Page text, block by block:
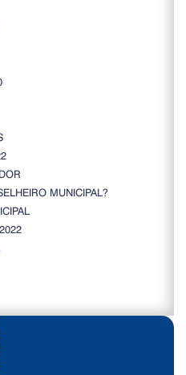
MUNICIPAL?